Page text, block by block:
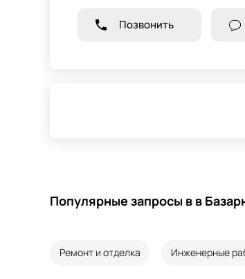
Позвонить
Популярные запросы в в
Ремонт и отделка Инженерные